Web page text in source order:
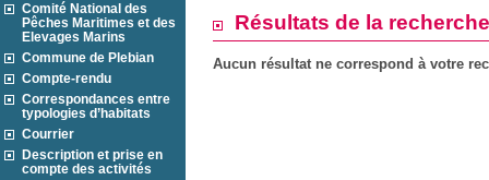
Comité National des
Pêches Maritimes et des
Elevages Marins
Commune de Plebian
Compte-rendu
Correspondances entre
typologies d’habitats
Courrier
Description et prise en
compte des activités
Résultats de la recherche
Aucun résultat ne correspond à votre